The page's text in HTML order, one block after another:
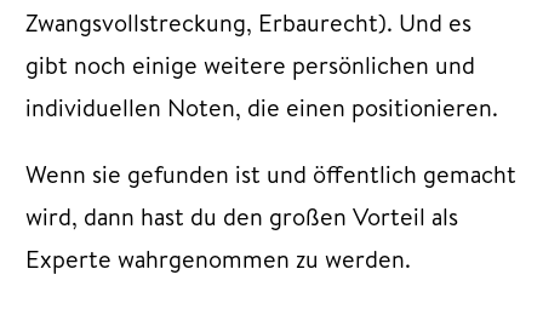
Zwangsvollstreckung, Erbaurecht). Und es
gibt noch einige weitere persönlichen und
individuellen Noten, die einen positionieren.
Wenn sie gefunden ist und öffentlich gemacht
wird, dann hast du den großen Vorteil als
Experte wahrgenommen zu werden.